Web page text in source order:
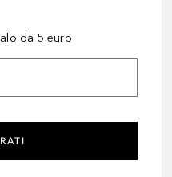
da 5 euro